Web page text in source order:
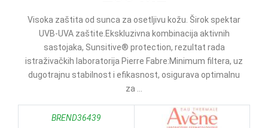
Visoka zaštita od sunca za osetljivu kožu. Širok spektar
UVB-UVA zaštite.Ekskluzivna kombinacija aktivnih
sastojaka, Sunsitive® protection, rezultat rada
istraživačkih laboratorija Pierre Fabre:Minimum filtera, uz
dugotrajnu stabilnost i efikasnost, osigurava optimalnu
za ...
BREND36439